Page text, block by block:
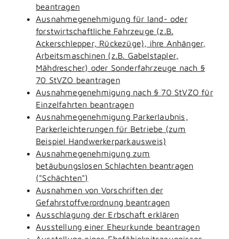
beantragen
Ausnahmegenehmigung für land- oder
forstwirtschaftliche Fahrzeuge (z.B.
Ackerschlepper, Rückezüge), ihre Anhänger,
Arbeitsmaschinen (z.B. Gabelstapler,
Mähdrescher) oder Sonderfahrzeuge nach §
70 StVZO beantragen
Ausnahmegenehmigung nach § 70 StVZO für
Einzelfahrten beantragen
Ausnahmegenehmigung Parkerlaubnis,
Parkerleichterungen für Betriebe (zum
Beispiel Handwerkerparkausweis)
Ausnahmegenehmigung zum
betäubungslosen Schlachten beantragen
("Schächten")
Ausnahmen von Vorschriften der
Gefahrstoffverordnung beantragen
Ausschlagung der Erbschaft erklären
Ausstellung einer Eheurkunde beantragen